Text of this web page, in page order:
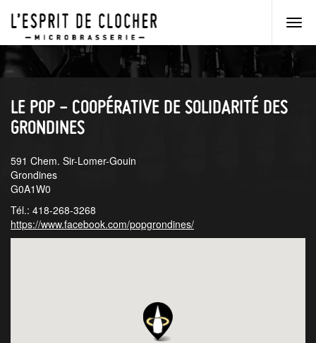
Aller
au
menu
Aller
au
contenu
LE POP - COOPÉRATIVE DE SOLIDARITÉ DES
GRONDINES
591 Chem. Sir-Lomer-Gouin
Grondines
G0A1W0
Tél.: 418-268-3268
https://www.facebook.com/popgrondines/